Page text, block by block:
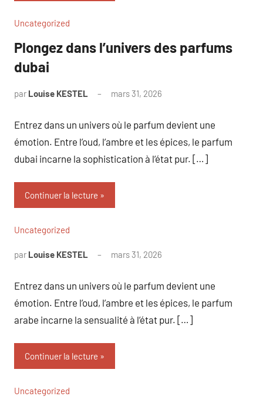
Uncategorized
Plongez dans l’univers des parfums
dubai
par Louise KESTEL mars 31, 2026
Entrez dans un univers où le parfum devient une
émotion. Entre l’oud, l’ambre et les épices, le parfum
dubai incarne la sophistication à l’état pur. […]
Continuer la lecture
Uncategorized
par Louise KESTEL mars 31, 2026
Entrez dans un univers où le parfum devient une
émotion. Entre l’oud, l’ambre et les épices, le parfum
arabe incarne la sensualité à l’état pur. […]
Continuer la lecture
Uncategorized